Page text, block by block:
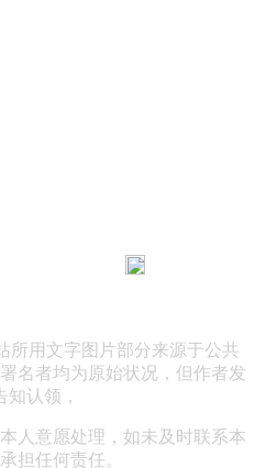
所用文字图片部分来源于公共
名者均为原始状况，但作者发
知认领，
人意愿处理，如未及时联系本
担任何责任。